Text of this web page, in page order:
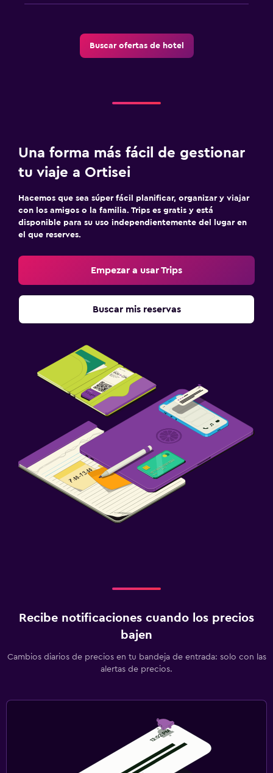
Traslado al aeropuerto (con cargos)
Terraza/patio
Sillas de playa
Terraza
Sistema de entretenimiento
TV de pantalla plana
TV por cable o vía satélite
Almohada de plumas
Enchufe cerca de la cama
Salud y seguridad
Limpieza diaria
Botiquín de primeros auxilios
Servicio de planchado
Zona de trabajo
Buscar ofertas de hotel
Una forma más fácil de gestionar
tu viaje a Ortisei
Hacemos que sea súper fácil planificar, organizar y viajar
con los amigos o la familia. Trips es gratis y está
disponible para su uso independientemente del lugar en
el que reserves.
Empezar a usar Trips
Buscar mis reservas
Recibe notificaciones cuando los precios
bajen
Cambios diarios de precios en tu bandeja de entrada: solo con las
alertas de precios.